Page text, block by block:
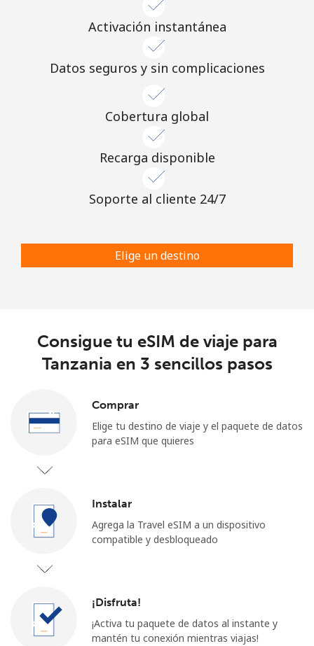
Activación instantánea
Datos seguros y sin complicaciones
Cobertura global
Recarga disponible
Soporte al cliente 24/7
Elige un destino
Consigue tu eSIM de viaje para
Tanzania en 3 sencillos pasos
Comprar
Elige tu destino de viaje y el paquete de datos
para eSIM que quieres
Instalar
Agrega la Travel eSIM a un dispositivo
compatible y desbloqueado
¡Disfruta!
¡Activa tu paquete de datos al instante y
mantén tu conexión mientras viajas!